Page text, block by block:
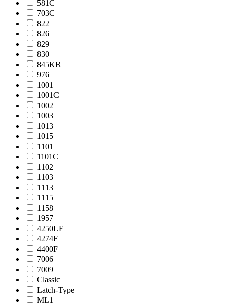
581C
703C
822
826
829
830
845KR
976
1001
1001C
1002
1003
1013
1015
1101
1101C
1102
1103
1113
1115
1158
1957
4250LF
4274F
4400F
7006
7009
Classic
Latch-Type
ML1